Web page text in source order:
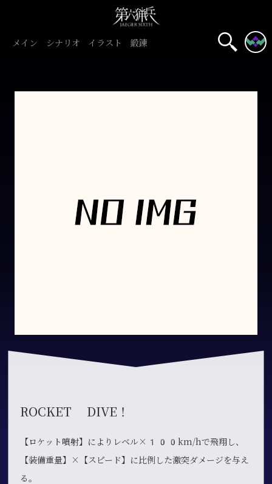
メイン シナリオ イラスト 鍛錬
ROCKET DIVE！
【ロケット噴射】によりレベル×100km/hで飛翔し、
【装備重量】×【スピード】に比例した激突ダメージを与え
る。